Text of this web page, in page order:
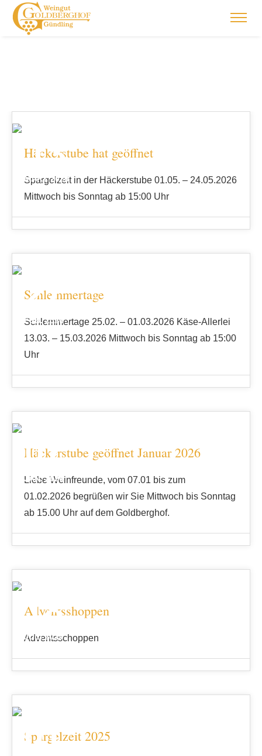
13
MÄRZ 2026
Häckerstube hat geöffnet
Spargelzeit in der Häckerstube 01.05. – 24.05.2026
Mittwoch bis Sonntag ab 15:00 Uhr
27
FEB. 2026
Schlemmertage
Schlemmertage 25.02. – 01.03.2026 Käse-Allerlei
13.03. – 15.03.2026 Mittwoch bis Sonntag ab 15:00
Uhr
07
JAN. 2026
Häckerstube geöffnet Januar 2026
Liebe Weinfreunde, vom 07.01 bis zum
01.02.2026 begrüßen wir Sie Mittwoch bis Sonntag
ab 15.00 Uhr auf dem Goldberghof.
18
JULI 2025
Adventsshoppen
Adventsschoppen
01
Spargelzeit 2025